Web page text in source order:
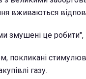
вживаються
змушені це робити",
покликані
газу.